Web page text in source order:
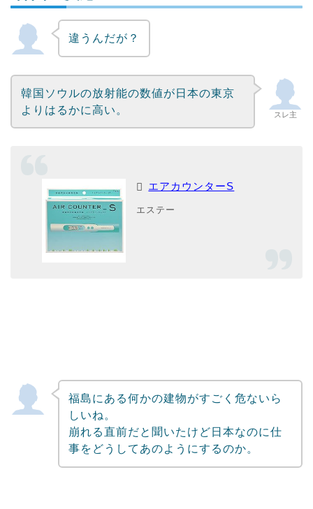
Powered by livedoor 相互RSS
違うんだが？
スレ主
韓国ソウルの放射能の数値が日本の東京
よりはるかに高い。
エアカウンターS
エステー
福島にある何かの建物がすごく危ないら
しいね。
崩れる直前だと聞いたけど日本なのに仕
事をどうしてあのようにするのか。